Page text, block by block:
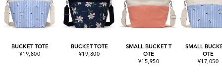
BUCKET TOTE
¥19,800
BUCKET TOTE
¥19,800
SMALL BUCKET T
OTE
¥15,950
SMALL
OTE
¥17,050